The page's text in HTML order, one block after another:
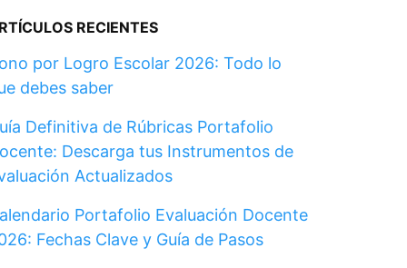
RECIENTES
por Logro Escolar 2026: Todo lo
debes saber
Definitiva de Rúbricas Portafolio
Descarga tus Instrumentos de
Actualizados
Portafolio Evaluación Docente
Fechas Clave y Guía de Pasos